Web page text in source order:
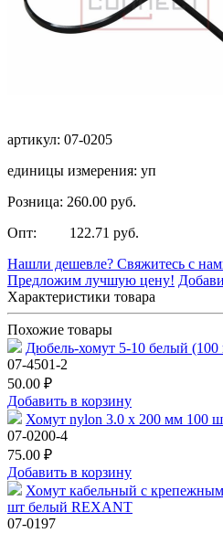
артикул: 07-0205
единицы измерения: уп
Розница: 260.00 руб.
Опт: 122.71 руб.
Нашли дешевле? Свяжитесь с
Предложим лучшую цену!
Характеристики товара
Похожие товары
Дюбель-хомут 5-10 белый
07-4501-2
50.00 ₽
Добавить в корзину
Хомут nylon 3.0 х 200 мм 100
07-0200-4
75.00 ₽
Добавить в корзину
Хомут кабельный с
шт белый REXANT
07-0197